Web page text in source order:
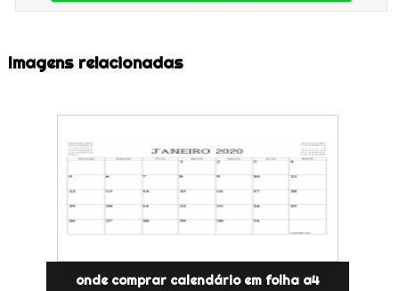
Imagens relacionadas
onde comprar calendário em folha a4